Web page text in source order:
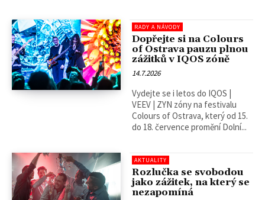
RADY A NÁVODY
Dopřejte si na Colours
of Ostrava pauzu plnou
zážitků v IQOS zóně
14.7.2026
Vydejte se i letos do IQOS |
VEEV | ZYN zóny na festivalu
Colours of Ostrava, který od 15.
do 18. července promění Dolní...
AKTUALITY
Rozlučka se svobodou
jako zážitek, na který se
nezapomíná